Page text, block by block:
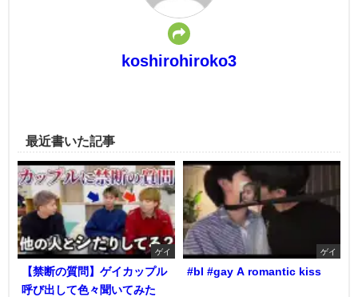
koshirohiroko3
最近書いた記事
ゲイ
【禁断の質問】ゲイカップル
呼び出して色々聞いてみた
ゲイ
#bl #gay A romantic kiss